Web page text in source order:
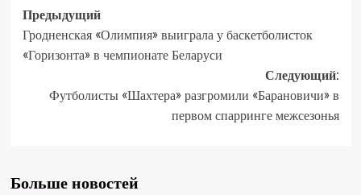
Предыдущий
Гродненская «Олимпия» выиграла у баскетболисток
«Горизонта» в чемпионате Беларуси
Следующий:
Футболисты «Шахтера» разгромили «Барановичи» в
первом спарринге межсезонья
Больше новостей